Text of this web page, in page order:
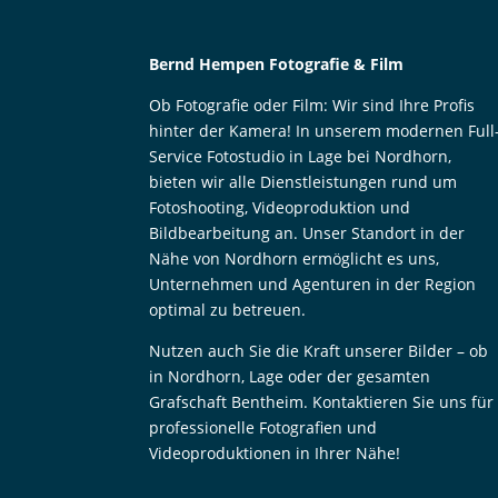
Bernd Hempen Fotografie & Film
Ob Fotografie oder Film: Wir sind Ihre Profis
hinter der Kamera! In unserem modernen
Service Fotostudio in Lage bei Nordhorn,
bieten wir alle Dienstleistungen rund um
Fotoshooting, Videoproduktion und
Bildbearbeitung an. Unser Standort in der
Nähe von Nordhorn ermöglicht es uns,
Unternehmen und Agenturen in der Region
optimal zu betreuen.
Nutzen auch Sie die Kraft unserer Bilder – ob
in Nordhorn, Lage oder der gesamten
Grafschaft Bentheim. Kontaktieren Sie uns für
professionelle Fotografien und
Videoproduktionen in Ihrer Nähe!